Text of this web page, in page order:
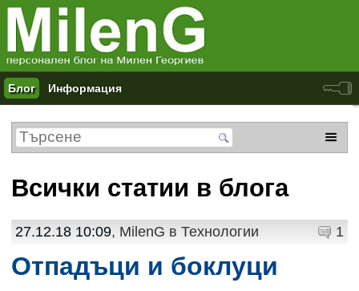
Блог Информация
Всички статии в блога
1
27.12.18 10:09, MilenG в Технологии
Отпадъци и боклуци